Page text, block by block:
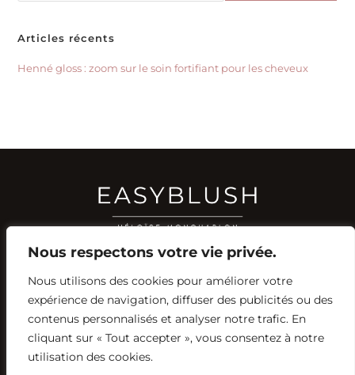
Nous respectons votre vie privée.
Nous utilisons des cookies pour améliorer votre
expérience de navigation, diffuser des publicités ou des
contenus personnalisés et analyser notre trafic. En
cliquant sur « Tout accepter », vous consentez à notre
utilisation des cookies.
Articles récents
Henné gloss : zoom sur le soin fortifiant pour les cheveux
RÉSEAUX SOCIAUX
YOUTUBE
INSTAGRAM
FACEBOOK
PINTEREST